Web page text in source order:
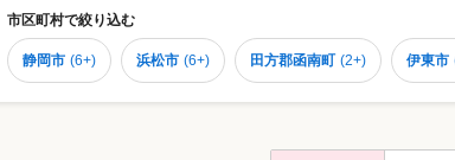
市区町村で絞り込む
静岡市 (6+) 浜松市 (6+) 田方郡函南町 (2+) 伊東市